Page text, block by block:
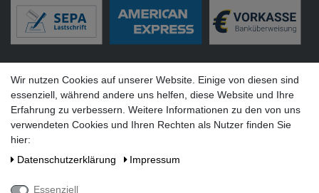
Social Media
Wir nutzen Cookies auf unserer Website. Einige von diesen sind
essenziell, während andere uns helfen, diese Website und Ihre
Erfahrung zu verbessern. Weitere Informationen zu den von uns
verwendeten Cookies und Ihren Rechten als Nutzer finden Sie
hier:
Daten­schutz­erklärung
Impressum
Essenziell